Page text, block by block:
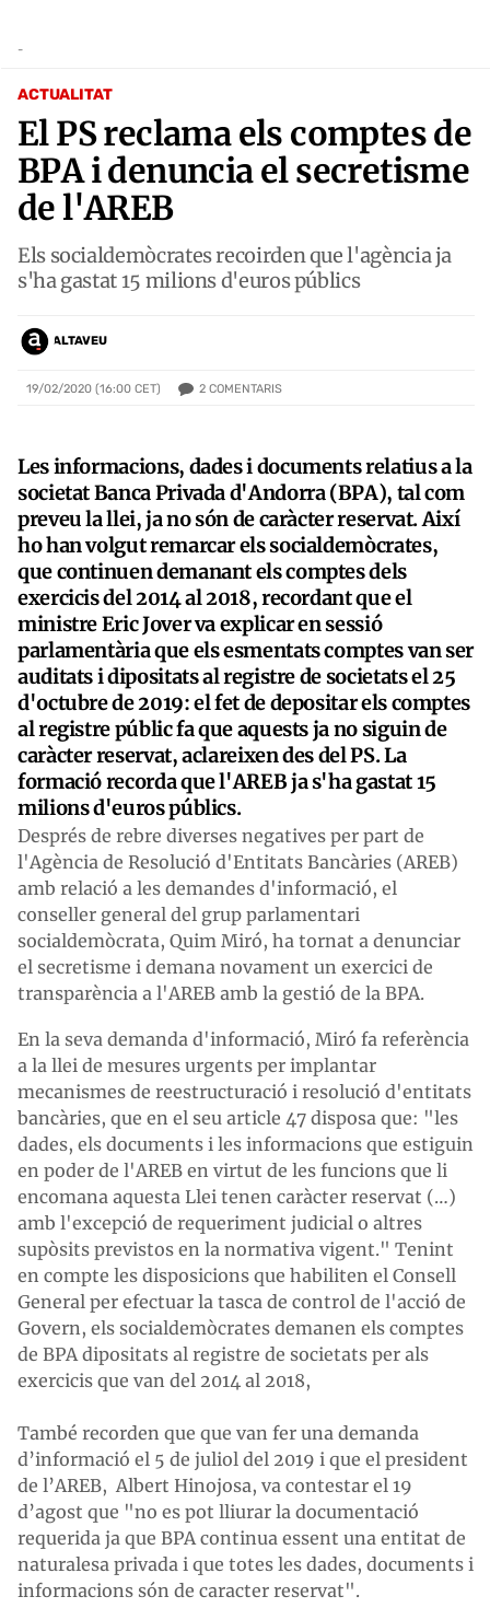
ACTUALITAT
El PS reclama els comptes de
BPA i denuncia el secretisme
de l'AREB
Els socialdemòcrates recoirden que l'agència ja
s'ha gastat 15 milions d'euros públics
ALTAVEU
19/02/2020 (16:00 CET) 2 COMENTARIS
-
Les informacions, dades i documents relatius a la
societat Banca Privada d'Andorra (BPA), tal com
preveu la llei, ja no són de caràcter reservat. Així
ho han volgut remarcar els socialdemòcrates,
que continuen demanant els comptes dels
exercicis del 2014 al 2018, recordant que el
ministre Eric Jover va explicar en sessió
parlamentària que els esmentats comptes van ser
auditats i dipositats al registre de societats el 25
d'octubre de 2019: el fet de depositar els comptes
al registre públic fa que aquests ja no siguin de
caràcter reservat, aclareixen des del PS. La
formació recorda que l'AREB ja s'ha gastat 15
milions d'euros públics.
Després de rebre diverses negatives per part de
l'Agència de Resolució d'Entitats Bancàries (AREB)
amb relació a les demandes d'informació, el
conseller general del grup parlamentari
socialdemòcrata, Quim Miró, ha tornat a denunciar
el secretisme i demana novament un exercici de
transparència a l'AREB amb la gestió de la BPA.
En la seva demanda d'informació, Miró fa referència
a la llei de mesures urgents per implantar
mecanismes de reestructuració i resolució d'entitats
bancàries, que en el seu article 47 disposa que: "les
dades, els documents i les informacions que estiguin
en poder de l'AREB en virtut de les funcions que li
encomana aquesta Llei tenen caràcter reservat (…)
amb l'excepció de requeriment judicial o altres
supòsits previstos en la normativa vigent." Tenint
en compte les disposicions que habiliten el Consell
General per efectuar la tasca de control de l'acció de
Govern, els socialdemòcrates demanen els comptes
de BPA dipositats al registre de societats per als
exercicis que van del 2014 al 2018,
També recorden que que van fer una demanda
d’informació el 5 de juliol del 2019 i que el president
de l’AREB, Albert Hinojosa, va contestar el 19
d’agost que "no es pot lliurar la documentació
requerida ja que BPA continua essent una entitat de
naturalesa privada i que totes les dades, documents i
informacions són de caracter reservat".